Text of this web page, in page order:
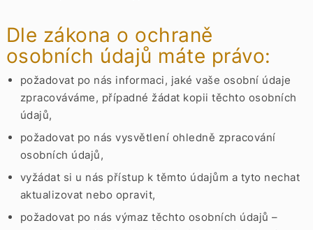
Dle zákona o ochraně
osobních údajů máte právo:
požadovat po nás informaci, jaké vaše osobní údaje
zpracováváme, případné žádat kopii těchto osobních
údajů,
požadovat po nás vysvětlení ohledně zpracování
osobních údajů,
vyžádat si u nás přístup k těmto údajům a tyto nechat
aktualizovat nebo opravit,
požadovat po nás výmaz těchto osobních údajů –